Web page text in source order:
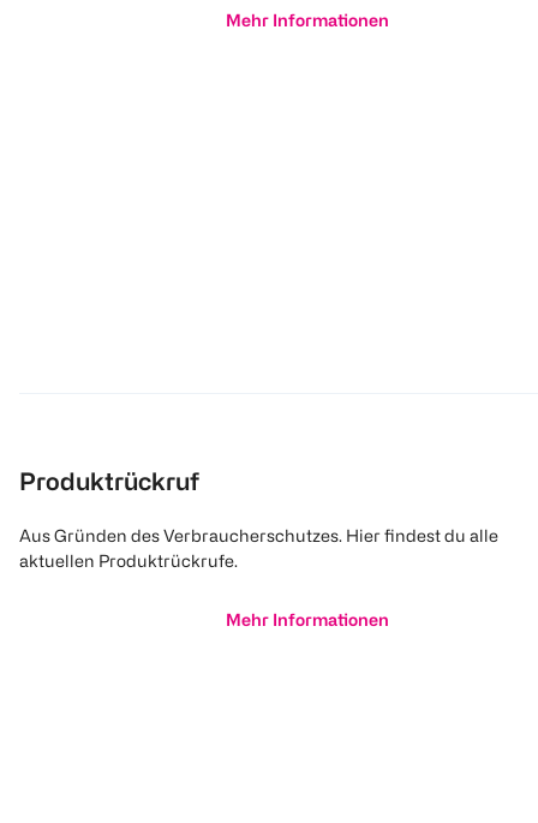
Mehr Informationen
Produktrückruf
Aus Gründen des Verbraucherschutzes. Hier findest du alle
aktuellen Produktrückrufe.
Mehr Informationen